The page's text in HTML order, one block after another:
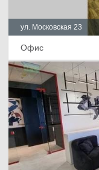
ул. Московская 23
Офис